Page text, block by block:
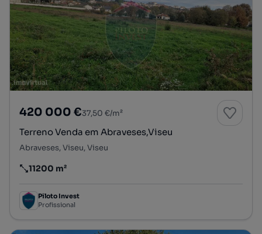
420 000 €37,50 €/m²
Terreno Venda em Abraveses,Viseu
Abraveses, Viseu, Viseu
Preço por metro quadrado
11200 m²
Piloto Invest
Profissional